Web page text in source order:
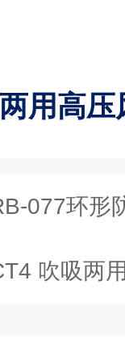
用高压
077环形
吹吸两